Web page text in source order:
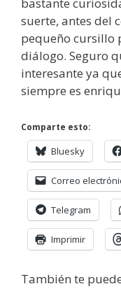
suerte, antes del
pequeño cursillo
diálogo. Seguro
interesante ya
siempre es
Comparte esto:
Bluesky
Correo
Telegram
Imprimir
También te